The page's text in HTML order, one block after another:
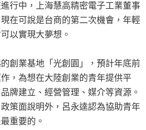
行中，上海慧高精密電子工業董事
在可說是台商的第二次機會，年輕
以實現大夢想。
創業基地「光創園」，預計年底前
，為想在大陸創業的青年提供平
牌建立、經營管理、媒介等資源。
策面說明外，呂永逵認為協助青年
重要的。